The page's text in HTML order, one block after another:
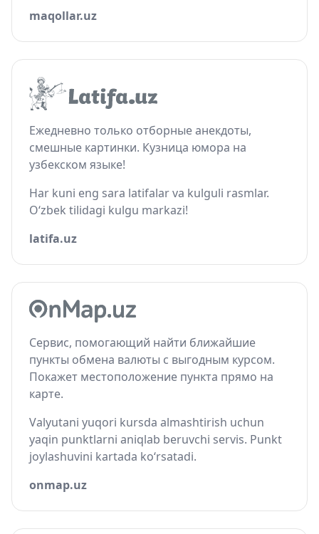
maqollar.uz
Ежедневно только отборные анекдоты,
смешные картинки. Кузница юмора на
узбекском языке!
Har kuni eng sara latifalar va kulguli rasmlar.
O‘zbek tilidagi kulgu markazi!
latifa.uz
Сервис, помогающий найти ближайшие
пункты обмена валюты с выгодным курсом.
Покажет местоположение пункта прямо на
карте.
Valyutani yuqori kursda almashtirish uchun
yaqin punktlarni aniqlab beruvchi servis. Punkt
joylashuvini kartada ko‘rsatadi.
onmap.uz